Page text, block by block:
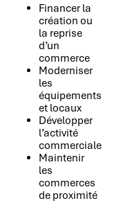
Financer la
création ou
la reprise
d’un
commerce
Moderniser
les
équipements
et locaux
Développer
l’activité
commerciale
Maintenir
les
commerces
de proximité